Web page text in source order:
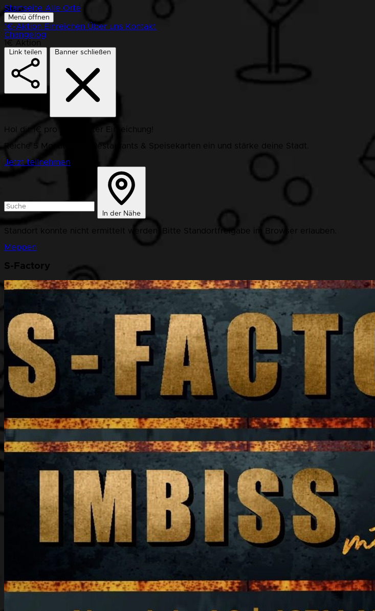
Startseite Alle Orte
Menü öffnen
1€-Aktion Einreichen Über uns Kontakt
Changelog
1€ Aktion
Link teilen Banner schließen
Hol dir 1€ pro bestätigter Einreichung!
Reiche 5 Monate lang Restaurants & Speisekarten ein und stärke deine Stadt.
Jetzt teilnehmen
In der Nähe
Standort konnte nicht ermittelt werden. Bitte Standortfreigabe im Browser erlauben.
Meppen
S-Factory